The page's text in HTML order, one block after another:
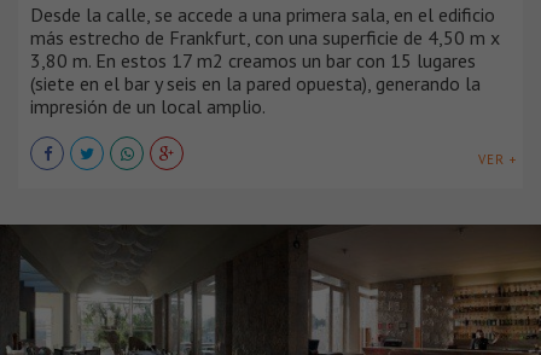
Desde la calle, se accede a una primera sala, en el edificio
más estrecho de Frankfurt, con una superficie de 4,50 m x
3,80 m. En estos 17 m2 creamos un bar con 15 lugares
(siete en el bar y seis en la pared opuesta), generando la
impresión de un local amplio.
VER +